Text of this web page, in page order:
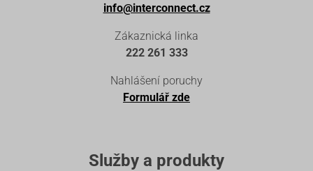
info@interconnect.cz
Zákaznická linka
222 261 333
Nahlášení poruchy
Formulář zde
Služby a produkty